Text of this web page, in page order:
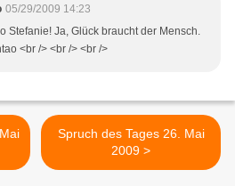
05/29/2009 14:23
Stefanie! Ja, Glück braucht der Mensch.
<br /> <br /> <br />
Spruch des Tages 26. Mai
2009 >